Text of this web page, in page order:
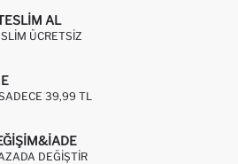
AL
ÜCRETSIZ
39,99 TL
DEĞIŞTIR